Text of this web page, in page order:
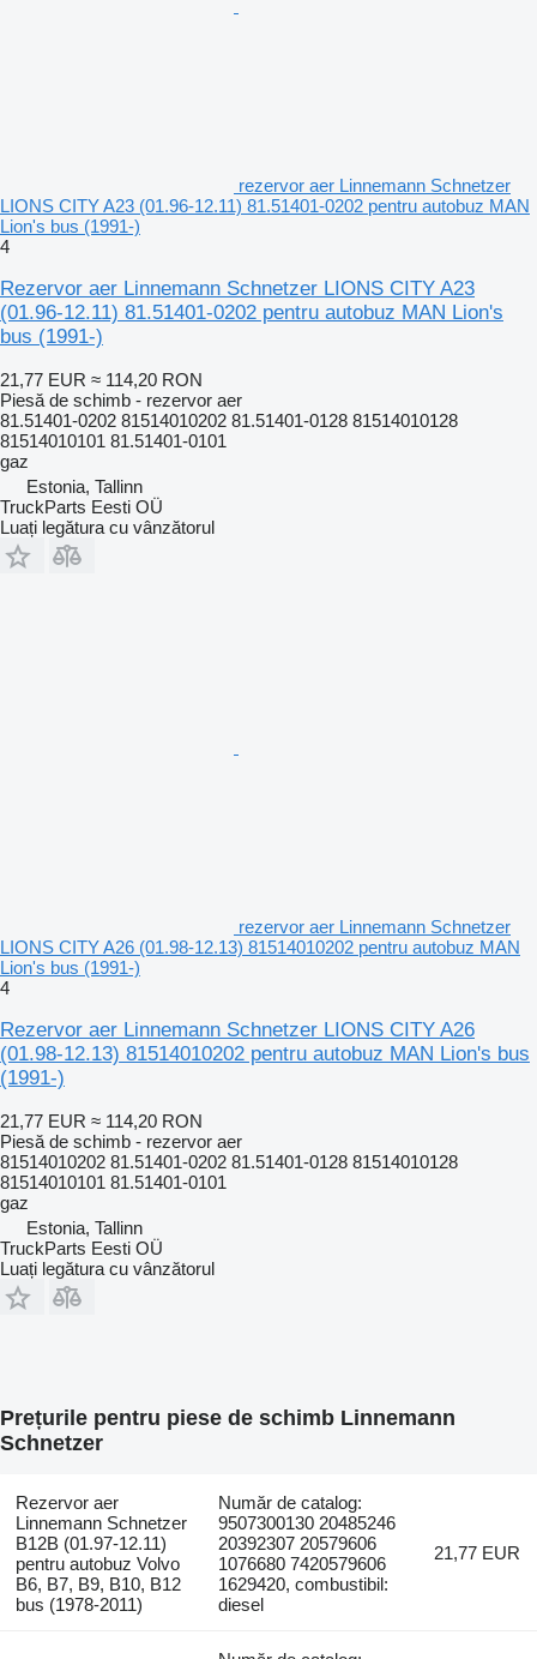
rezervor aer Linnemann Schnetzer
LIONS CITY A23 (01.96-12.11) 81.51401-0202 pentru autobuz MAN
Lion's bus (1991-)
4
Rezervor aer Linnemann Schnetzer LIONS CITY A23
(01.96-12.11) 81.51401-0202 pentru autobuz MAN Lion's
bus (1991-)
21,77 EUR ≈ 114,20 RON
Piesă de schimb - rezervor aer
81.51401-0202 81514010202 81.51401-0128 81514010128
81514010101 81.51401-0101
gaz
Estonia, Tallinn
TruckParts Eesti OÜ
Luați legătura cu vânzătorul
rezervor aer Linnemann Schnetzer
LIONS CITY A26 (01.98-12.13) 81514010202 pentru autobuz MAN
Lion's bus (1991-)
4
Rezervor aer Linnemann Schnetzer LIONS CITY A26
(01.98-12.13) 81514010202 pentru autobuz MAN Lion's bus
(1991-)
21,77 EUR ≈ 114,20 RON
Piesă de schimb - rezervor aer
81514010202 81.51401-0202 81.51401-0128 81514010128
81514010101 81.51401-0101
gaz
Estonia, Tallinn
TruckParts Eesti OÜ
Luați legătura cu vânzătorul
Prețurile pentru piese de schimb Linnemann
Schnetzer
Rezervor aer
Linnemann Schnetzer
B12B (01.97-12.11)
pentru autobuz Volvo
B6, B7, B9, B10, B12
bus (1978-2011)
Număr de catalog:
9507300130 20485246
20392307 20579606
1076680 7420579606
1629420, combustibil:
diesel
21,77 EUR